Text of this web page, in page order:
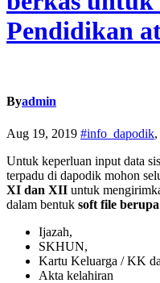
Pendidikan
Byadmin
Aug 19, 2019 #info_dapodik,
Untuk keperluan input data
terpadu di dapodik mohon
XI dan XII untuk
dalam bentuk soft file
Ijazah,
SKHUN,
Kartu Keluarga / KK
Akta kelahiran